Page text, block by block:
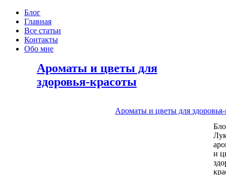
Блог
Главная
Все статьи
Контакты
Обо мне
Ароматы и цветы для
здоровья-красоты
Ароматы и цветы для
и